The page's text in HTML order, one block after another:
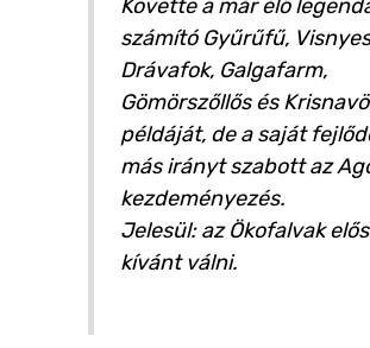
Követte a már élő
számító Gyűrűfű,
Drávafok, Galgafarm,
Gömörszőllős és
példáját, de a saját
más irányt szabott az
kezdeményezés.
Jelesül: az Ökofalvak
kívánt válni.